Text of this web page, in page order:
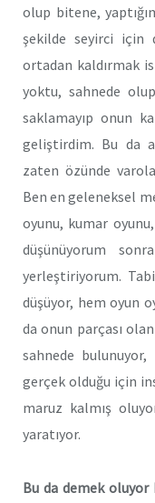
olup bitene,
şekilde seyirci için
ortadan kaldırmak
yoktu, sahnede
saklamayıp onun
geliştirdim. Bu da
zaten özünde
Ben en geleneksel
oyunu, kumar
düşünüyorum
yerleştiriyorum.
düşüyor, hem oyun
da onun parçası
sahnede
gerçek olduğu için
maruz kalmış
yaratıyor.
Bu da demek